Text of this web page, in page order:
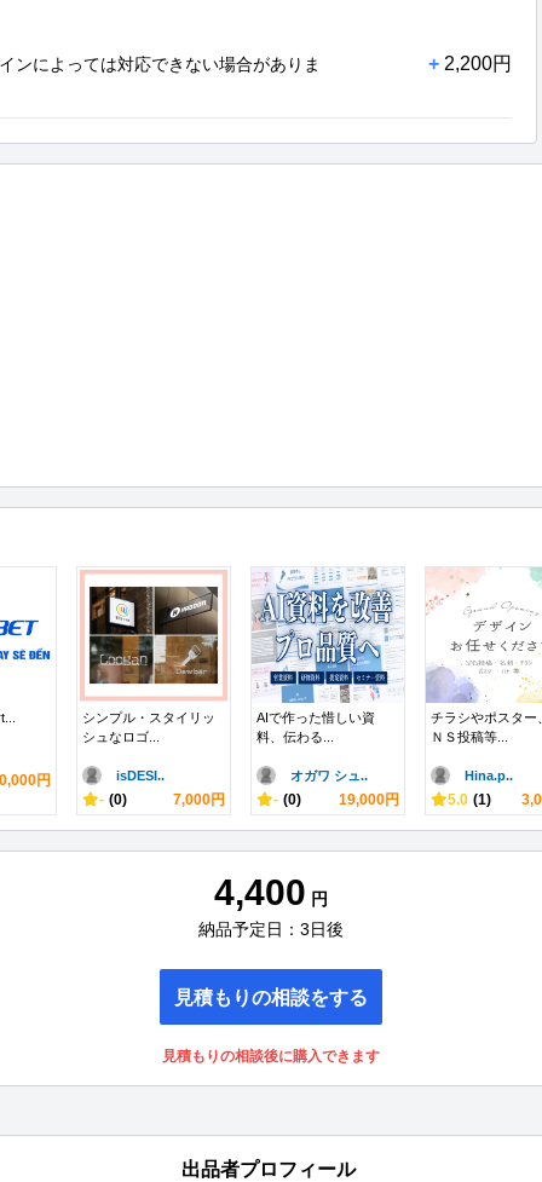
ンによっては対応できない場合がありま + 2,200円
円
シンプル・スタイリッ
シュなロゴ...
isDESI..
- (0) 7,000円
AIで作った惜しい資
料、伝わる...
オガワ シュ..
- (0) 19,000円
チラシやポスター
ＮＳ投稿等...
Hina.p..
5.0 (1)
4,400 円
納品予定日：3日後
見積もりの相談をする
見積もりの相談後に購入できます
出品者プロフィール